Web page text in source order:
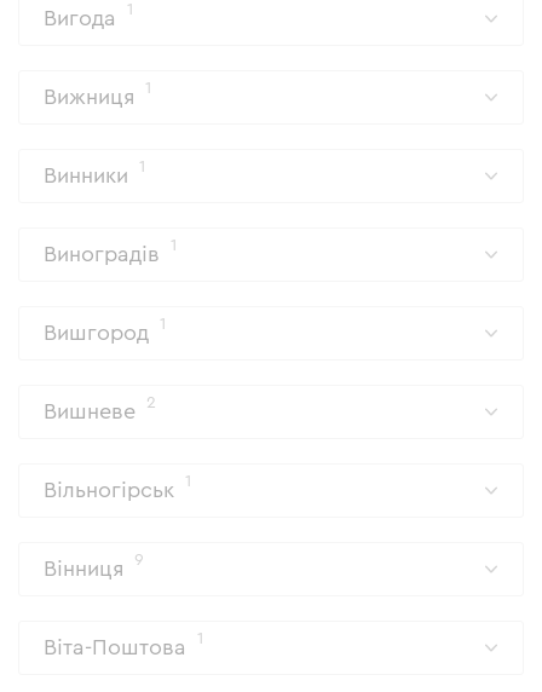
Вигода 1
Вижниця 1
Винники 1
Виноградів 1
Вишгород 1
Вишневе 2
Вільногірськ 1
Вінниця 9
Віта-Поштова 1